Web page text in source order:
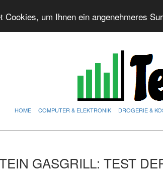
Cookies, um Ihnen ein angenehmeres
HOME COMPUTER & ELEKTRONIK DROGERIE &
GASGRILL: TEST